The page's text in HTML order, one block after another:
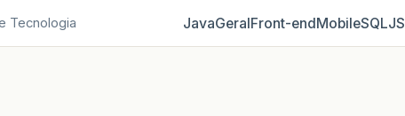
Tecnologia JavaGeralFront‑endMobileSQLJS